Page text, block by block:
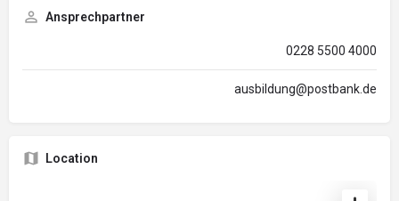
Ansprechpartner
0228 5500 4000
ausbildung@postbank.de
Location